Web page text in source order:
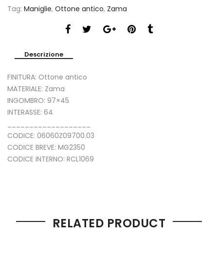
Tag: Maniglie, Ottone antico, Zama
Descrizione
FINITURA: Ottone antico
MATERIALE: Zama
INGOMBRO: 97×45
INTERASSE: 64
CODICE: 06060Z09700.03
CODICE BREVE: MG2350
CODICE INTERNO: RCL1069
RELATED PRODUCT